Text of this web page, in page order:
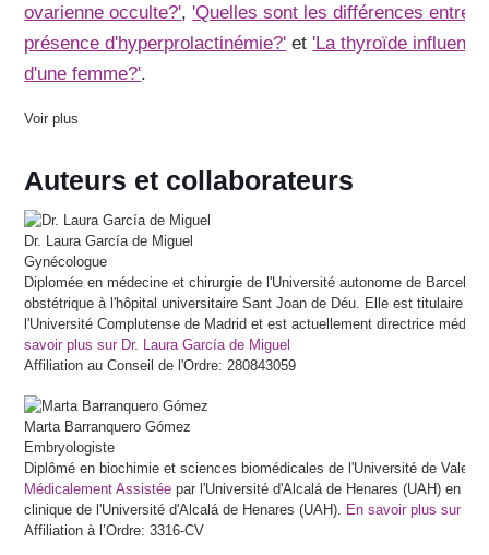
ovarienne occulte?','Quelles sont les différences entre
présence d'hyperprolactinémie?' et'La thyroïde
d'une femme?'.
Voir plus
Auteurs et collaborateurs
Dr. LauraGarcía de Miguel
Gynécologue
Diplomée en médecine et chirurgie de l'Université autonome de
obstétrique à l'hôpital universitaire Sant Joan de Déu. Elle est titulaire
l'Université Complutense de Madrid et est actuellement directrice
savoir plus sur Dr. Laura García de Miguel
Affiliation au Conseil de l'Ordre: 280843059
Marta Barranquero Gómez
Embryologiste
Diplômé en biochimie et sciences biomédicales de l'Université de
Médicalement Assistée par l'Université d'Alcalá de Henares (UAH) en
clinique de l'Université d'Alcalá de Henares (UAH). En savoir plus sur
Affiliation à l’Ordre: 3316-CV